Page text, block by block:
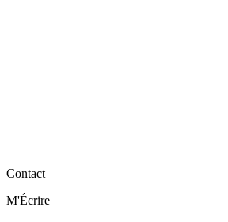
Contact
M'Écrire